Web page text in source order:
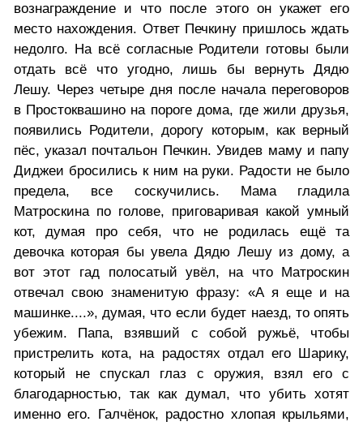
вознаграждение и что после этого он укажет его
место нахождения. Ответ Печкину пришлось ждать
недолго. На всё согласные Родители готовы были
отдать всё что угодно, лишь бы вернуть Дядю
Лешу. Через четыре дня после начала переговоров
в Простоквашино на пороге дома, где жили друзья,
появились Родители, дорогу которым, как верный
пёс, указал почтальон Печкин. Увидев маму и папу
Диджеи бросились к ним на руки. Радости не было
предела, все соскучились. Мама гладила
Матроскина по голове, приговаривая какой умный
кот, думая про себя, что не родилась ещё та
девочка которая бы увела Дядю Лешу из дому, а
вот этот гад полосатый увёл, на что Матроскин
отвечал свою знаменитую фразу: «А я еще и на
машинке....», думая, что если будет наезд, то опять
убежим. Папа, взявший с собой ружьё, чтобы
пристрелить кота, на радостях отдал его Шарику,
который не спускал глаз с оружия, взял его с
благодарностью, так как думал, что убить хотят
именно его. Галчёнок, радостно хлопая крыльями,